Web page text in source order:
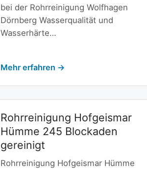
bei der Rohrreinigung Wolfhagen
Dörnberg Wasserqualität und
Wasserhärte…
Mehr erfahren →
Rohrreinigung Hofgeismar
Hümme 245 Blockaden
gereinigt
Rohrreinigung Hofgeismar Hümme